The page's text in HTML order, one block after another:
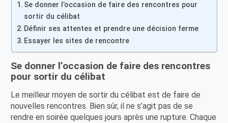
Se donner l’occasion de faire des rencontres pour
sortir du célibat
Définir ses attentes et prendre une décision ferme
Essayer les sites de rencontre
Se donner l’occasion de faire des rencontres
pour sortir du célibat
Le meilleur moyen de sortir du célibat est de faire de
nouvelles rencontres. Bien sûr, il ne s’agit pas de se
rendre en soirée quelques jours après une rupture. Chaque